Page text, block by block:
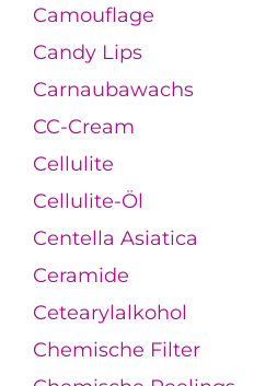
Camouflage
Candy Lips
Carnaubawachs
CC-Cream
Cellulite
Cellulite-Öl
Centella Asiatica
Ceramide
Cetearylalkohol
Chemische Filter